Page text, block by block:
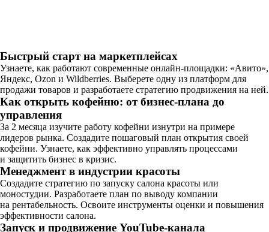
Быстрый старт на маркетплейсах
Узнаете, как работают современные онлайн-площадки: «Авито»,
Яндекс, Ozon и Wildberries. Выберете одну из платформ для
продажи товаров и разработаете стратегию продвижения на ней.
Как открыть кофейню: от бизнес-плана до
управления
За 2 месяца изучите работу кофейни изнутри на примере
лидеров рынка. Создадите пошаговый план открытия своей
кофейни. Узнаете, как эффективно управлять процессами
и защитить бизнес в кризис.
Менеджмент в индустрии красоты
Создадите стратегию по запуску салона красоты или
моностудии. Разработаете план по выводу компании
на рентабельность. Освоите инструменты оценки и повышения
эффективности салона.
Запуск и продвижение YouTube-канала